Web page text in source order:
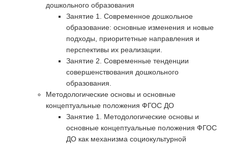
дошкольного образования
Занятие 1. Современное дошкольное
образование: основные изменения и новые
подходы, приоритетные направления и
перспективы их реализации.
Занятие 2. Современные тенденции
совершенствования дошкольного
образования.
Методологические основы и основные
концептуальные положения ФГОС ДО
Занятие 1. Методологические основы и
основные концептуальные положения ФГОС
ДО как механизма социокультурной